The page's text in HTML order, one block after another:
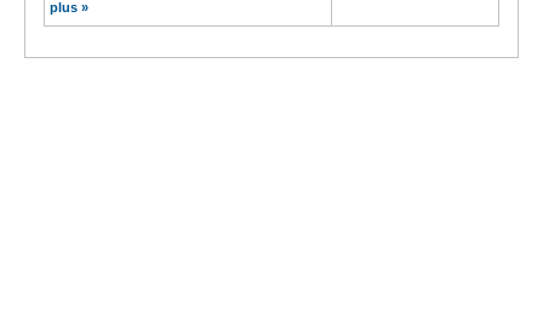
plus »